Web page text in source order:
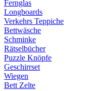
Fernglas
Longboards
Verkehrs Teppiche
Bettwäsche
Schminke
Rätselbücher
Puzzle Knöpfe
Geschirrset
Wiegen
Bett Zelte